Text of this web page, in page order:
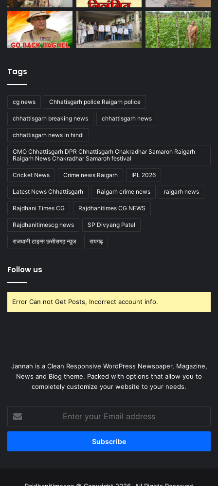
Tags
cg news Chhatisgarh police Raigarh police
chhattisgarh breaking news chhattisgarh news
chhattisgarh news in hindi
CMO Chhattisgarh DPR Chhattisgarh Chakradhar Samaroh Raigarh
Raigarh News Chakradhar Samaroh festival
Cricket News Crime news Raigarh IPL 2026
Latest News Chhattisgarh Raigarh crime news raigarh news
Rajdhani Times CG Rajdhanitimes CG NEWS
Rajdhanitimescg news SP Divyang Patel
राजधानी टाइम्स छत्तीसगढ़ न्यूज रायगढ़
Follow us
Error Can not Get Posts, Incorrect account info.
Jannah is a Clean Responsive WordPress Newspaper, Magazine,
News and Blog theme. Packed with options that allow you to
completely customize your website to your needs.
your
Email